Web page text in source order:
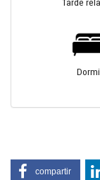
Tarde
compartir